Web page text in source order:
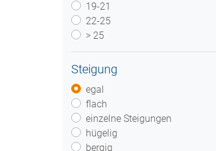
19-21
22-25
> 25
Steigung
egal
flach
einzelne Steigungen
hügelig
bergig